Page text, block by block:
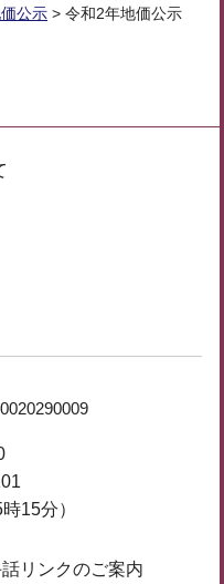
公示 > 令和2年地価公示
15分）
リンクのご案内